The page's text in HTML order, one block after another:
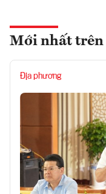
Mới nhất trên
Địa phương